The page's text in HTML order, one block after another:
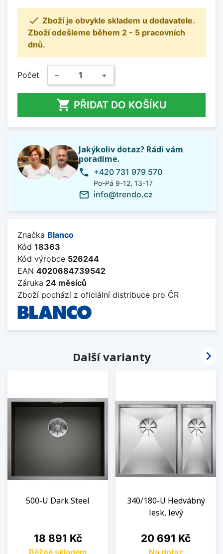
 Zboží je obvykle skladem u dodavatele.
Zboží odešleme během 2 - 5 pracovních
dnů.
Počet − +
 PŘIDAT DO KOŠÍKU
Jakýkoliv dotaz? Rádi vám
poradíme.
phone +420 731 979 570
Po-Pá 9-12, 13-17
mail_outline info@trendo.cz
Značka Blanco
Kód 18363
Kód výrobce 526244
EAN 4020684739542
Záruka 24 měsíců
Zboží pochází z oficiální distribuce pro ČR
Další varianty
500-U Dark Steel
Cena
18 891 Kč
Běžně skladem
340/180-U Hedvábný
lesk, levý
Cena
20 691 Kč
Na dotaz
